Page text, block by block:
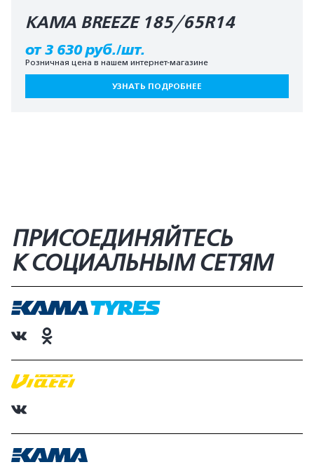
КАМА BREEZE 185/65R14
от 3 630 руб./шт.
Розничная цена в нашем интернет-магазине
УЗНАТЬ ПОДРОБНЕЕ
ПРИСОЕДИНЯЙТЕСЬ
К СОЦИАЛЬНЫМ СЕТЯМ